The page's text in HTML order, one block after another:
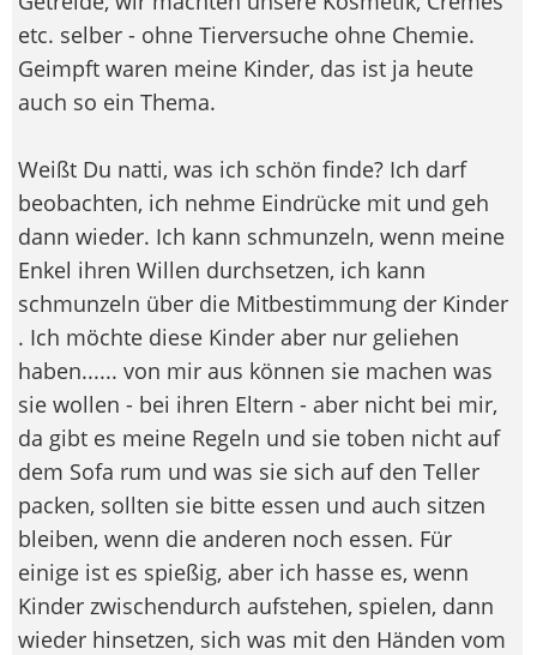
etc. selber - ohne Tierversuche ohne Chemie.
Geimpft waren meine Kinder, das ist ja heute
auch so ein Thema.
Weißt Du natti, was ich schön finde? Ich darf
beobachten, ich nehme Eindrücke mit und geh
dann wieder. Ich kann schmunzeln, wenn meine
Enkel ihren Willen durchsetzen, ich kann
schmunzeln über die Mitbestimmung der Kinder
. Ich möchte diese Kinder aber nur geliehen
haben...... von mir aus können sie machen was
sie wollen - bei ihren Eltern - aber nicht bei mir,
da gibt es meine Regeln und sie toben nicht auf
dem Sofa rum und was sie sich auf den Teller
packen, sollten sie bitte essen und auch sitzen
bleiben, wenn die anderen noch essen. Für
einige ist es spießig, aber ich hasse es, wenn
Kinder zwischendurch aufstehen, spielen, dann
wieder hinsetzen, sich was mit den Händen vom